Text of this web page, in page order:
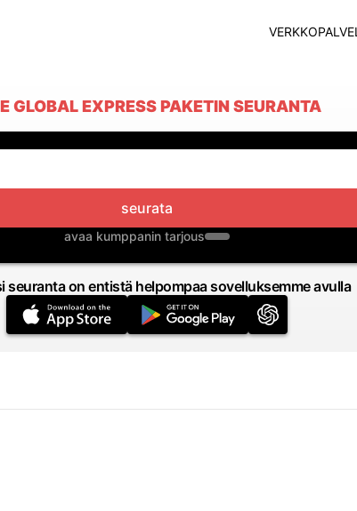
GLOBAL EXPRESS PAKETIN SEURANTA
seurata
avaa kumppanin tarjous
seuranta on entistä helpompaa sovelluksemme avulla